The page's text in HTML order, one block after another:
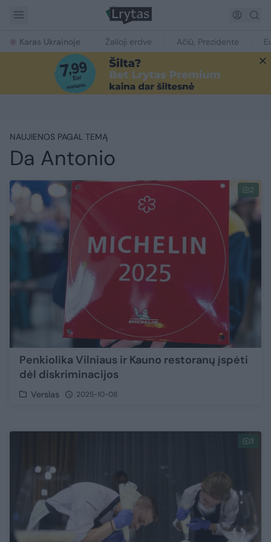
Karas Ukrainoje Žalioji erdvė Ačiū, Prezidente
NAUJIENOS PAGAL TEMĄ
Da Antonio
2
Penkiolika Vilniaus ir Kauno restoranų įspėti
dėl diskriminacijos
Verslas 2025-10-08
3